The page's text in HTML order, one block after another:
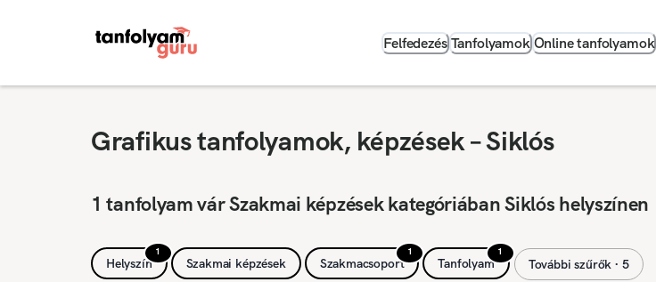
Felfedezés Tanfolyamok Online tanfolyamok
Grafikus tanfolyamok, képzések – Siklós
1 tanfolyam vár Szakmai képzések kategóriában Siklós helyszínen
1
Helyszín Szakmai képzések
1
Szakmacsoport
1
Tanfolyam További szűrők ∙ 5